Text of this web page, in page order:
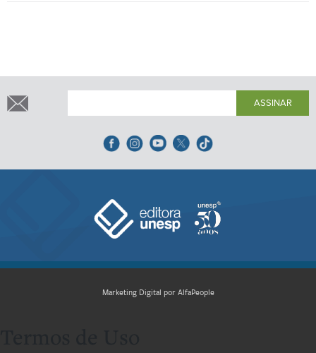
ASSINAR
Marketing Digital por AlfaPeople